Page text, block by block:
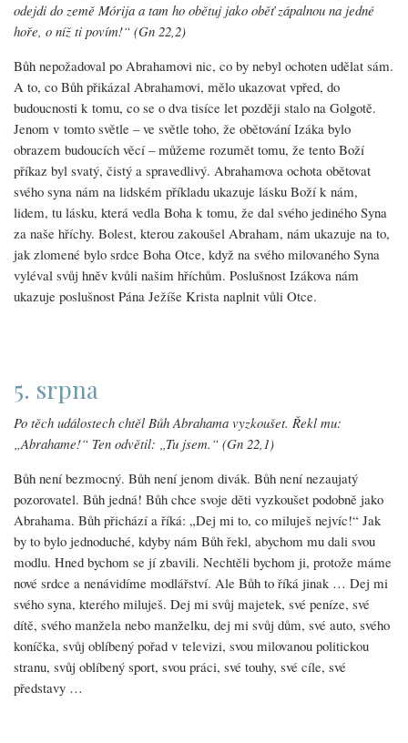
odejdi do země Mórija a tam ho obětuj jako oběť zápalnou na jedné
hoře, o níž ti povím!“ (Gn 22,2)
Bůh nepožadoval po Abrahamovi nic, co by nebyl ochoten udělat sám.
A to, co Bůh přikázal Abrahamovi, mělo ukazovat vpřed, do
budoucnosti k tomu, co se o dva tisíce let později stalo na Golgotě.
Jenom v tomto světle – ve světle toho, že obětování Izáka bylo
obrazem budoucích věcí – můžeme rozumět tomu, že tento Boží
příkaz byl svatý, čistý a spravedlivý. Abrahamova ochota obětovat
svého syna nám na lidském příkladu ukazuje lásku Boží k nám,
lidem, tu lásku, která vedla Boha k tomu, že dal svého jediného Syna
za naše hříchy. Bolest, kterou zakoušel Abraham, nám ukazuje na to,
jak zlomené bylo srdce Boha Otce, když na svého milovaného Syna
vyléval svůj hněv kvůli našim hříchům. Poslušnost Izákova nám
ukazuje poslušnost Pána Ježíše Krista naplnit vůli Otce.
5. srpna
Po těch událostech chtěl Bůh Abrahama vyzkoušet. Řekl mu:
„Abrahame!“ Ten odvětil: „Tu jsem.“ (Gn 22,1)
Bůh není bezmocný. Bůh není jenom divák. Bůh není nezaujatý
pozorovatel. Bůh jedná! Bůh chce svoje děti vyzkoušet podobně jako
Abrahama. Bůh přichází a říká: „Dej mi to, co miluješ nejvíc!“ Jak
by to bylo jednoduché, kdyby nám Bůh řekl, abychom mu dali svou
modlu. Hned bychom se jí zbavili. Nechtěli bychom ji, protože máme
nové srdce a nenávidíme modlářství. Ale Bůh to říká jinak … Dej mi
svého syna, kterého miluješ. Dej mi svůj majetek, své peníze, své
dítě, svého manžela nebo manželku, dej mi svůj dům, své auto, svého
koníčka, svůj oblíbený pořad v televizi, svou milovanou politickou
stranu, svůj oblíbený sport, svou práci, své touhy, své cíle, své
představy …